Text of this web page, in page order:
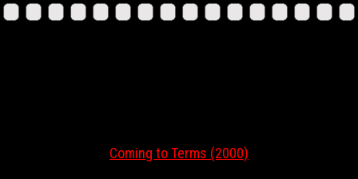
Coming to Terms (2000)